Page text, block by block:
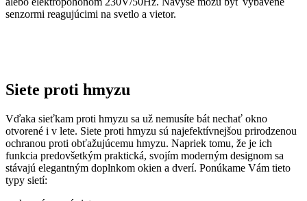
senzormi reagujúcimi na svetlo a vietor.
Siete proti hmyzu
Vďaka sieťkam proti hmyzu sa už nemusíte bát nechať okno
otvorené i v lete. Siete proti hmyzu sú najefektívnejšou prirodzenou
ochranou proti obťažujúcemu hmyzu. Napriek tomu, že je ich
funkcia predovšetkým praktická, svojím moderným designom sa
stávajú elegantným doplnkom okien a dverí. Ponúkame Vám tieto
typy sietí: